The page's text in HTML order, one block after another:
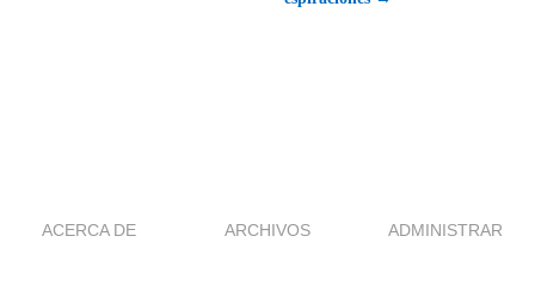
ACERCA DE ARCHIVOS ADMINISTRAR